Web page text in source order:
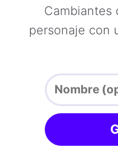
Cambiantes
personaje con